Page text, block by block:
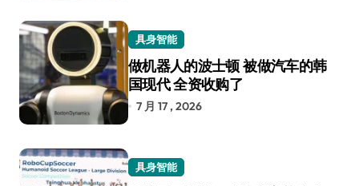
具身智能
做机器人的波士顿 被做汽车的韩
国现代 全资收购了
7 月 17 , 2026
具身智能